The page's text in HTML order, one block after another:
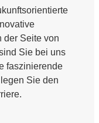
der Seite von
Sie bei uns
faszinierende
Sie den